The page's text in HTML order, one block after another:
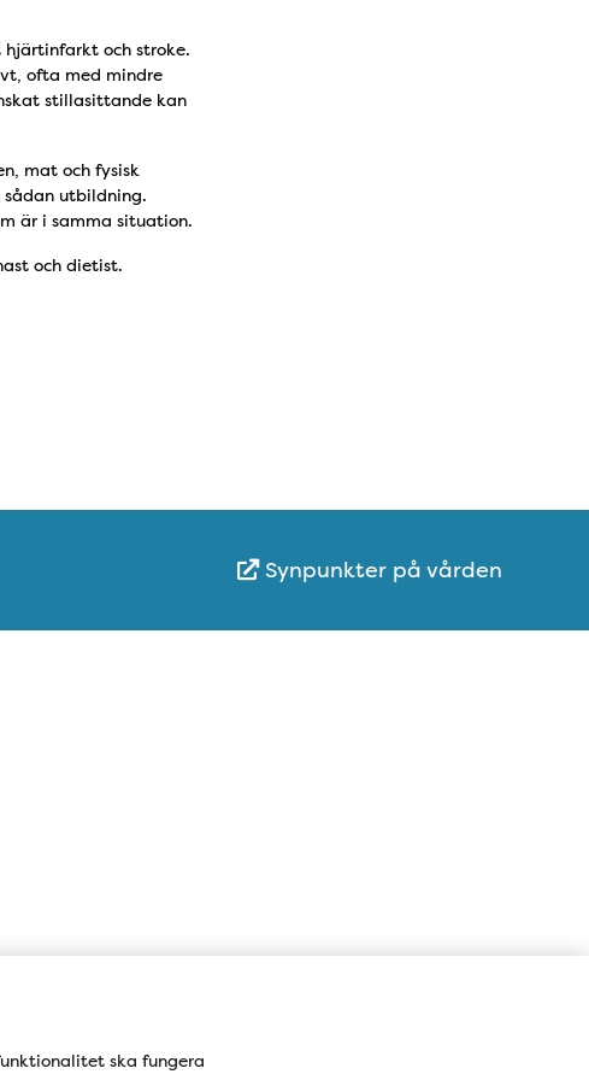
ska fungera
och stroke.
ofta med mindre
stillasittande kan
mat och fysisk
utbildning.
är i samma situation.
och dietist.
Synpunkter på vården